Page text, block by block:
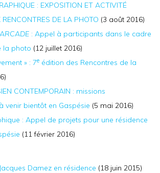
: EXPOSITION ET ACTIVITÉ
RENCONTRES DE LA PHOTO (3 août 2016)
: Appel à participants dans le cadre
la photo (12 juillet 2016)
» : 7e édition des Rencontres de la
CONTEMPORAIN : missions
venir bientôt en Gaspésie (5 mai 2016)
: Appel de projets pour une résidence
(11 février 2016)
Damez en résidence (18 juin 2015)